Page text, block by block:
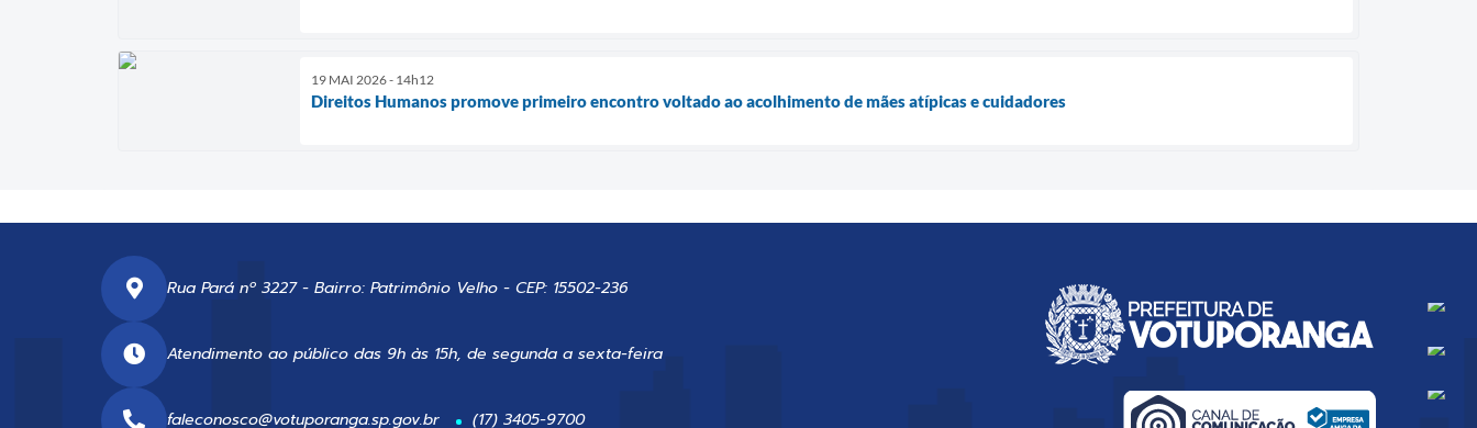
19 MAI 2026 - 14h12
Direitos Humanos promove primeiro encontro voltado ao acolhimento de mães atípicas e cuidadores
Rua Pará nº 3227 - Bairro: Patrimônio Velho - CEP: 15502-236
Atendimento ao público das 9h às 15h, de segunda a sexta-feira
faleconosco@votuporanga.sp.gov.br (17) 3405-9700